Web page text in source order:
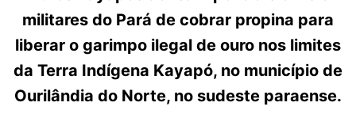
militares do Pará de cobrar propina para
liberar o garimpo ilegal de ouro nos limites
da Terra Indígena Kayapó, no município de
Ourilândia do Norte, no sudeste paraense.